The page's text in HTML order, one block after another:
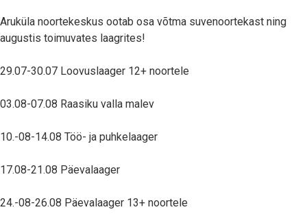
Aruküla noortekeskus ootab osa võtma suvenoortekast ning
augustis toimuvates laagrites!
29.07-30.07 Loovuslaager 12+ noortele
03.08-07.08 Raasiku valla malev
10.-08-14.08 Töö- ja puhkelaager
17.08-21.08 Päevalaager
24.-08-26.08 Päevalaager 13+ noortele